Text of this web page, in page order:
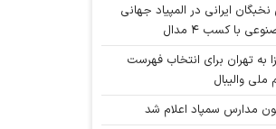
ایرانی در المپیاد جهانی
با کسب ۴ مدال
به تهران برای انتخاب فهرست
ملی والیبال
مدارس سمپاد اعلام شد